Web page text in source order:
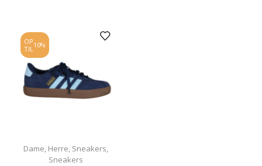
OP
TIL 10%
Dame, Herre, Sneakers,
Sneakers